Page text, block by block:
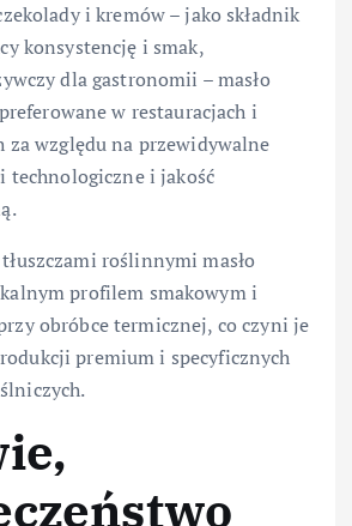
i kremów – jako składnik
konsystencję i smak,
dla gastronomii – masło
w restauracjach i
za względu na przewidywalne
technologiczne i jakość
roślinnymi masło
profilem smakowym i
obróbce termicznej, co czyni je
premium i specyficznych